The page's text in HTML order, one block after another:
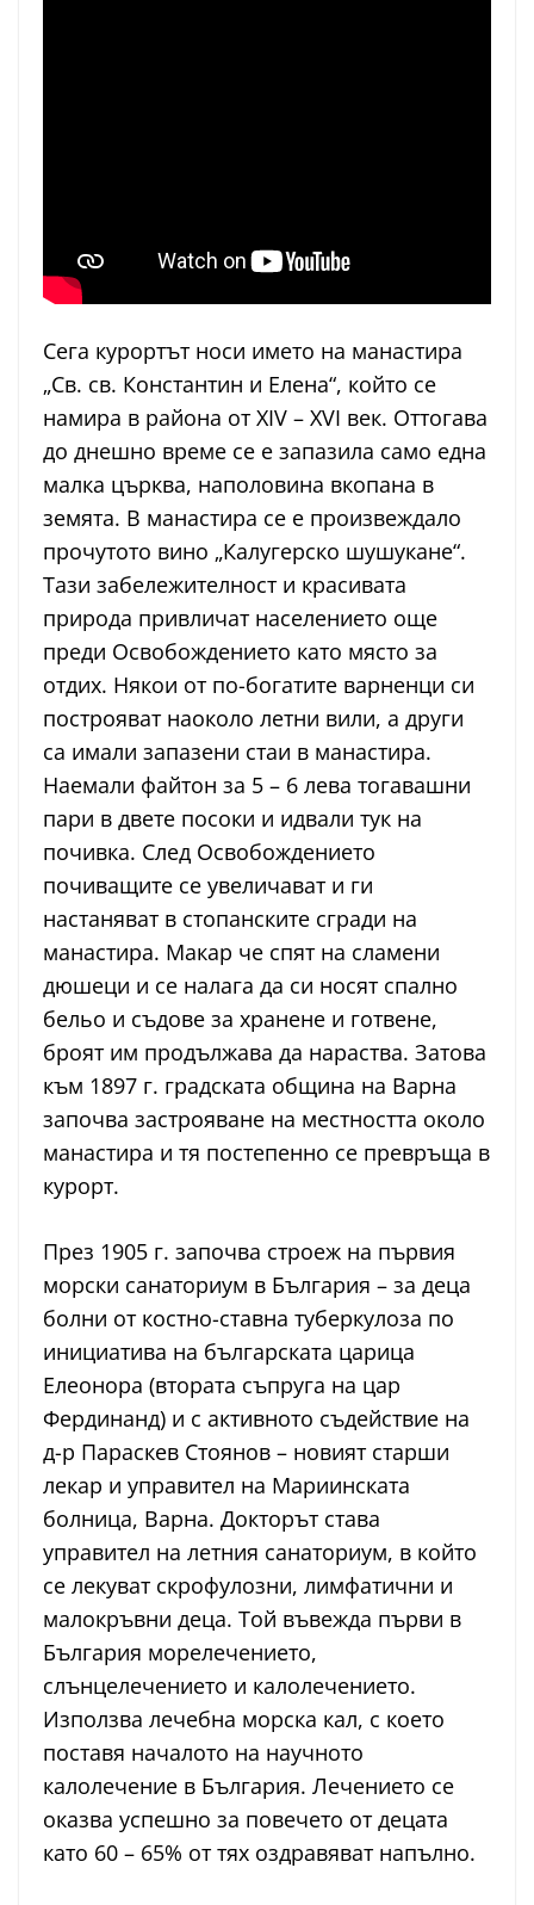
Сега курортът носи името на манастира
„Св. св. Константин и Елена“, който се
намира в района от XIV – XVI век. Оттогава
до днешно време се е запазила само една
малка църква, наполовина вкопана в
земята. В манастира се е произвеждало
прочутото вино „Калугерско шушукане“.
Тази забележителност и красивата
природа привличат населението още
преди Освобождението като място за
отдих. Някои от по-богатите варненци си
построяват наоколо летни вили, а други
са имали запазени стаи в манастира.
Наемали файтон за 5 – 6 лева тогавашни
пари в двете посоки и идвали тук на
почивка. След Освобождението
почиващите се увеличават и ги
настаняват в стопанските сгради на
манастира. Макар че спят на сламени
дюшеци и се налага да си носят спално
бельо и съдове за хранене и готвене,
броят им продължава да нараства. Затова
към 1897 г. градската община на Варна
започва застрояване на местността около
манастира и тя постепенно се превръща в
курорт.
През 1905 г. започва строеж на първия
морски санаториум в България – за деца
болни от костно-ставна туберкулоза по
инициатива на българската царица
Елеонора (втората съпруга на цар
Фердинанд) и с активното съдействие на
д-р Параскев Стоянов – новият старши
лекар и управител на Мариинската
болница, Варна. Докторът става
управител на летния санаториум, в който
се лекуват скрофулозни, лимфатични и
малокръвни деца. Той въвежда първи в
България морелечението,
слънцелечението и калолечението.
Използва лечебна морска кал, с което
поставя началото на научното
калолечение в България. Лечението се
оказва успешно за повечето от децата
като 60 – 65% от тях оздравяват напълно.